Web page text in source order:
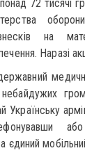
72 тисячі
на
Наразі
небайдужих
Українську
єдиний